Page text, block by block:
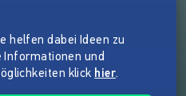
helfen dabei Ideen zu
Informationen und
klick hier.